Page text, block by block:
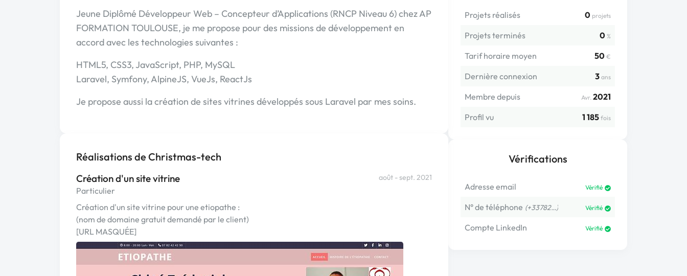
Projets réalisés 0 projets
Projets terminés 0 %
Tarif horaire moyen 50 €
Dernière connexion 3 ans
Membre depuis Avr. 2021
Profil vu
1 185 fois
Vérifications
Adresse email Vérifié
N° de téléphone (+33782…) Vérifié
Compte LinkedIn Vérifié
Jeune Diplômé Développeur Web – Concepteur d’Applications (RNCP Niveau 6) chez AP
FORMATION TOULOUSE, je me propose pour des missions de développement en
accord avec les technologies suivantes :
HTML5, CSS3, JavaScript, PHP, MySQL
Laravel, Symfony, AlpineJS, VueJs, ReactJs
Je propose aussi la création de sites vitrines développés sous Laravel par mes soins.
Réalisations de Christmas-tech
Création d'un site vitrine
Particulier
août - sept. 2021
Création d'un site vitrine pour une etiopathe :
(nom de domaine gratuit demandé par le client)
[URL MASQUÉE]